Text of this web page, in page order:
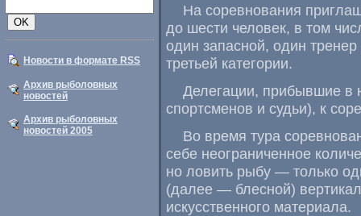
Новости в формате RSS
Архив рыболовных
новостей
Архив рыболовных
новостей 2005
На соревнования
до шести человек, в том
один запасной, один
третьей категории.
Делегации, прибывшие в
спортсменов и судьи), к
Во время тура
себе неограниченное
но ловить рыбу — только
(далее — блесной)
искусственного материала.